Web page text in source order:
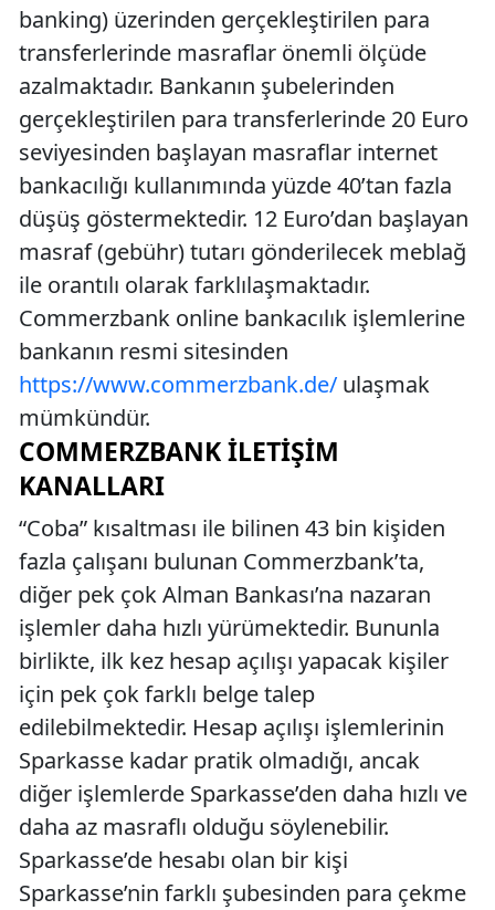
banking) üzerinden gerçekleştirilen para
transferlerinde masraflar önemli ölçüde
azalmaktadır. Bankanın şubelerinden
gerçekleştirilen para transferlerinde 20 Euro
seviyesinden başlayan masraflar internet
bankacılığı kullanımında yüzde 40’tan fazla
düşüş göstermektedir. 12 Euro’dan başlayan
masraf (gebühr) tutarı gönderilecek meblağ
ile orantılı olarak farklılaşmaktadır.
Commerzbank online bankacılık işlemlerine
bankanın resmi sitesinden
https://www.commerzbank.de/ ulaşmak
mümkündür.
COMMERZBANK İLETIŞIM
KANALLARI
“Coba” kısaltması ile bilinen 43 bin kişiden
fazla çalışanı bulunan Commerzbank’ta,
diğer pek çok Alman Bankası’na nazaran
işlemler daha hızlı yürümektedir. Bununla
birlikte, ilk kez hesap açılışı yapacak kişiler
için pek çok farklı belge talep
edilebilmektedir. Hesap açılışı işlemlerinin
Sparkasse kadar pratik olmadığı, ancak
diğer işlemlerde Sparkasse’den daha hızlı ve
daha az masraflı olduğu söylenebilir.
Sparkasse’de hesabı olan bir kişi
Sparkasse’nin farklı şubesinden para çekme